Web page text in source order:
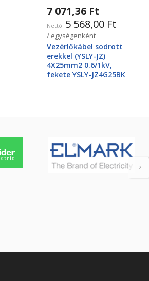
7 071,36 Ft
5 568,00 Ft
/ egységenként
Vezérlőkábel sodrott
erekkel (YSLY-JZ)
4X25mm2 0.6/1kV,
fekete YSLY-JZ4G25BK